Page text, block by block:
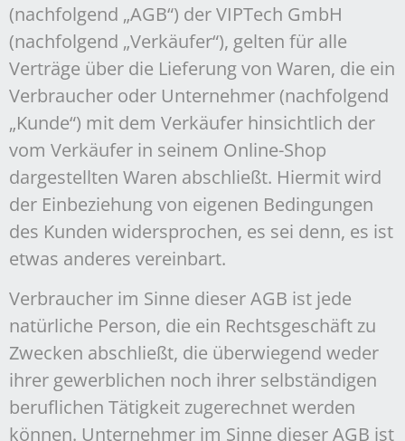
(nachfolgend „AGB“) der VIPTech GmbH
(nachfolgend „Verkäufer“), gelten für alle
Verträge über die Lieferung von Waren, die ein
Verbraucher oder Unternehmer (nachfolgend
„Kunde“) mit dem Verkäufer hinsichtlich der
vom Verkäufer in seinem Online-Shop
dargestellten Waren abschließt. Hiermit wird
der Einbeziehung von eigenen Bedingungen
des Kunden widersprochen, es sei denn, es ist
etwas anderes vereinbart.
Verbraucher im Sinne dieser AGB ist jede
natürliche Person, die ein Rechtsgeschäft zu
Zwecken abschließt, die überwiegend weder
ihrer gewerblichen noch ihrer selbständigen
beruflichen Tätigkeit zugerechnet werden
können. Unternehmer im Sinne dieser AGB ist